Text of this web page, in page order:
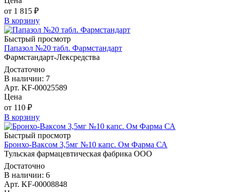
от 1 815 ₽
В корзину
Быстрый просмотр
Папазол №20 табл. Фармстандарт
Фармстандарт-Лексредства
Достаточно
В наличии: 7
Арт. KF-00025589
Цена
от 110 ₽
В корзину
Быстрый просмотр
Бронхо-Ваксом 3,5мг №10 капс. Ом Фарма СА
Тульская фармацевтическая фабрика ООО
Достаточно
В наличии: 6
Арт. KF-00008848